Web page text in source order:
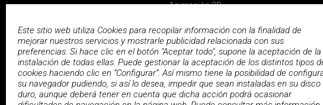
Este sitio web utiliza Cookies para recopilar información con la finalidad de
mejorar nuestros servicios y mostrarle publicidad relacionada con sus
preferencias. Si hace clic en el botón "Aceptar todo", supone la aceptación de la
instalación de todas ellas. Puede gestionar la aceptación de los distintos tipos
cookies haciendo clic en “Configurar”. Así mismo tiene la posibilidad de
su navegador pudiendo, si así lo desea, impedir que sean instaladas en su disco
duro, aunque deberá tener en cuenta que dicha acción podrá ocasionar
08029 Barcelona
Tel. 93 163 53 53
info@espai.es
Animación 3D
Desarrollo Web
Programación
Video y Postproducción
Servidores y Virtualización
Ofimática